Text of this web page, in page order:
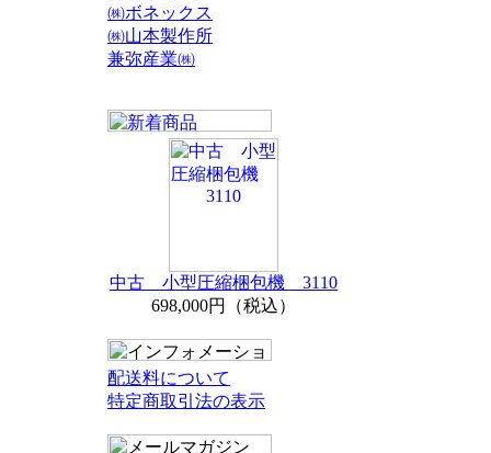
㈱ボネックス
㈱山本製作所
兼弥産業㈱
中古 小型圧縮梱包機 3110
698,000円（税込）
配送料について
特定商取引法の表示